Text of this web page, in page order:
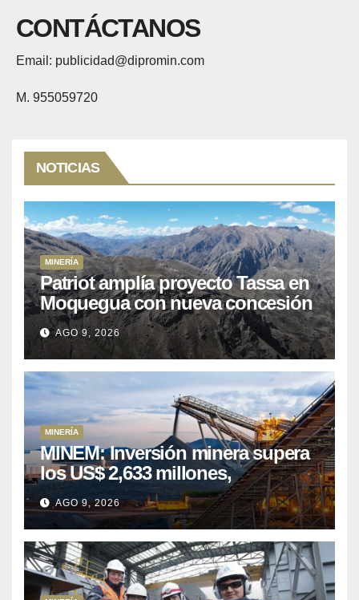
CONTÁCTANOS
Email: publicidad@dipromin.com
M. 955059720
NOTICIAS
MINERÍA
Patriot amplía proyecto Tassa en
Moquegua con nueva concesión
minera
AGO 9, 2026
MINERÍA
MINEM: Inversión minera supera
los US$ 2,633 millones,
consolidando el dinamismo del
sector
AGO 9, 2026